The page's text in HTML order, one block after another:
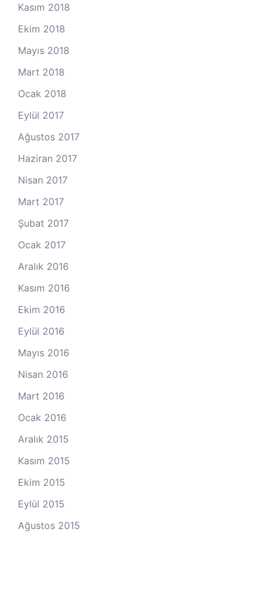
Kasım 2018
Ekim 2018
Mayıs 2018
Mart 2018
Ocak 2018
Eylül 2017
Ağustos 2017
Haziran 2017
Nisan 2017
Mart 2017
Şubat 2017
Ocak 2017
Aralık 2016
Kasım 2016
Ekim 2016
Eylül 2016
Mayıs 2016
Nisan 2016
Mart 2016
Ocak 2016
Aralık 2015
Kasım 2015
Ekim 2015
Eylül 2015
Ağustos 2015